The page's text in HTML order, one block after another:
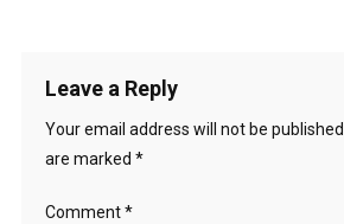
Leave a Reply
Your email address will not be published.
are marked *
Comment*